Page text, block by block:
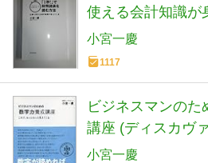
使える会計知識が
小宮一慶
1117
ビジネスマンの
講座 (ディスカヴ
小宮一慶